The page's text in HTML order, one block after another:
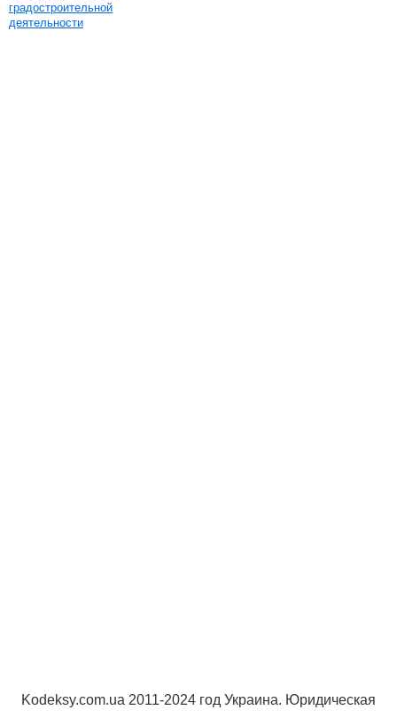
градостроительной
деятельности
Kodeksy.com.ua 2011-2024 год Украина. Юридическая